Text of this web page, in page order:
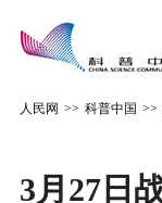
人民网 >> 科普中国 >>
3月27日